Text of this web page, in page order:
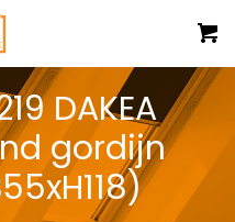
DAKEA
gordijn